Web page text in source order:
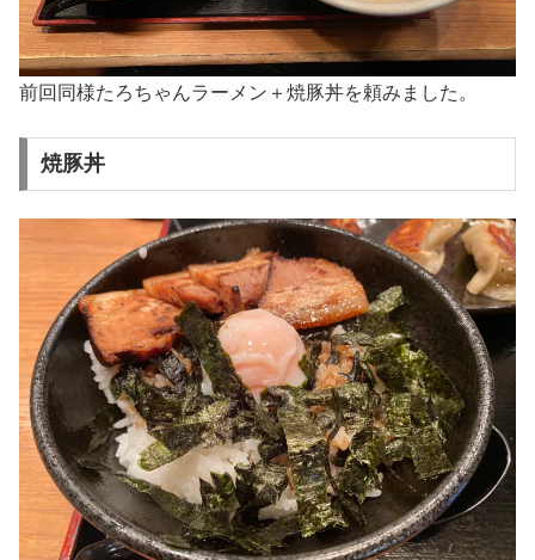
前回同様たろちゃんラーメン＋焼豚丼を頼みました。
焼豚丼